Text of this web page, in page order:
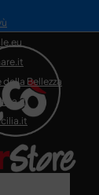
della Bellezza